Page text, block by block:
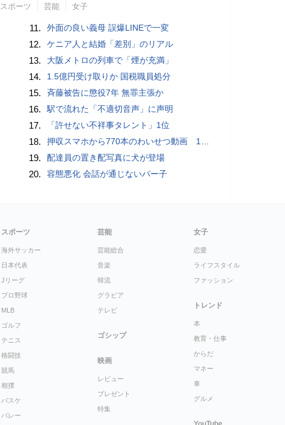
スポーツ 芸能 女子
11. 外面の良い義母 誤爆LINEで一変
12. ケニア人と結婚「差別」のリアル
13. 大阪メトロの列車で「煙が充満」
14. 1.5億円受け取りか 国税職員処分
15. 斉藤被告に懲役7年 無罪主張か
16. 駅で流れた「不適切音声」に声明
17. 「許せない不祥事タレント」1位
18. 押収スマホから770本のわいせつ動画 15歳少女に酒と薬飲ませ性的暴行か 54歳男を再逮捕 「薬もありますよ」とSNSで誘い出し
19. 配達員の置き配写真に犬が登場
20. 容態悪化 会話が通じないパー子
スポーツ
海外サッカー
日本代表
Jリーグ
プロ野球
MLB
ゴルフ
テニス
格闘技
競馬
相撲
バスケ
バレー
芸能
芸能総合
音楽
韓流
グラビア
テレビ
ゴシップ
映画
レビュー
プレゼント
特集
女子
恋愛
ライフスタイル
ファッション
トレンド
本
教育・仕事
からだ
マネー
車
グルメ